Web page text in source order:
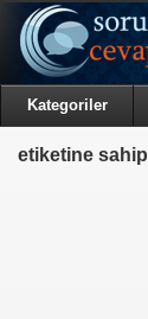
Kategoriler
etiketine